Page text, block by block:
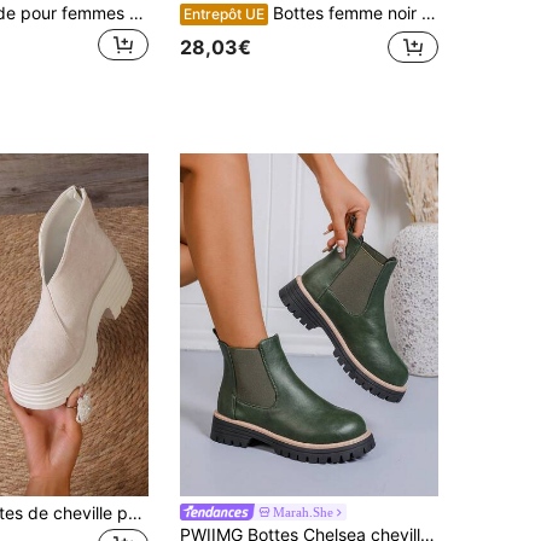
Bottes de mode pour femmes polyvalentes à lacets mi-mollet/cheville/bottines/bottes de moto, bottes à tige haute antidérapantes, bottes décontractées confortables avec fermeture éclair latérale pour l'extérieur, bottes noires d'équitation pour l'extérieur, bottes d'automne/hiver, bottes d'extérieur, bottes hautes Entrepôt UE Bottes femme noir à semelle épaisse, design avec fermeture éclair latérale, convient pour porter avec des jeans
28,03€
Nouvelles bottes de cheville pour femmes de couleur unie pour l'automne/hiver, bottes de moto à talon compensé plateforme simple mais , bottes de moto à talon haut bout rond rétro, bottes pour femmes Marah.She
PWIIMG Bottes Chelsea cheville vertes populaires pour femmes automne/hiver 2026, bottes à talons bas élégantes et à la mode, bottes élastiques basses rétro, bottes de princesse, couleur unie, élégantes, décontractées, extérieur, vacances, extérieur